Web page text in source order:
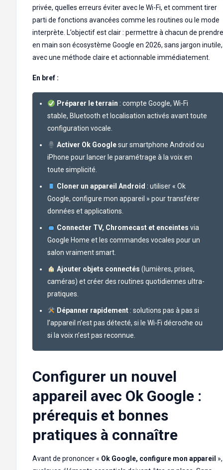
privée, quelles erreurs éviter avec le Wi-Fi, et comment tirer
parti de fonctions avancées comme les routines ou le mode
interprète. L’objectif est clair : permettre à chacun de prendre
en main son écosystème Google en 2026, sans jargon inutile,
avec une méthode claire et actionnable immédiatement.
En bref :
Préparer le terrain : compte Google, Wi-Fi
stable, Bluetooth et localisation activés avant toute
configuration vocale.
Activer Ok Googlesur smartphone Android ou
iPhone pour lancer le paramétrage à la voix en
toute simplicité.
Cloner un appareil Android : utiliser « Ok
Google, configure mon appareil » pour transférer
données et applications.
Connecter TV, Chromecast et enceintes via
Google Home et les commandes vocales pour un
salon vraiment smart.
Ajouter objets connectés (lumières, prises,
caméras) et créer des routines quotidiennes ultra-
pratiques.
Dépanner rapidement: solutions pas à pas si
l’appareil n’est pas détecté, si le Wi-Fi décroche ou
si la voix n’est pas reconnue.
Configurer un nouvel
appareil avec Ok Google :
prérequis et bonnes
pratiques à connaître
Avant de prononcer « Ok Google, configure mon appareil »,